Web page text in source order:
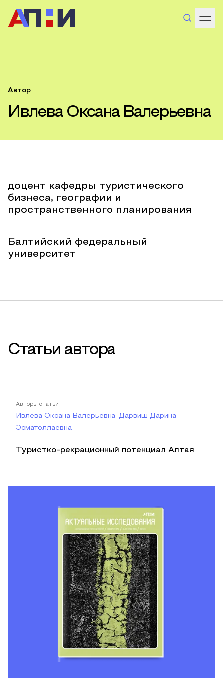
Автор
Ивлева Оксана Валерьевна
доцент кафедры туристического
бизнеса, географии и
пространственного планирования
Балтийский федеральный
университет
Статьи автора
Авторы статьи
Ивлева Оксана Валерьевна, Дарвиш Дарина
Эсматоллаевна
Туристко-рекрационный потенциал Алтая